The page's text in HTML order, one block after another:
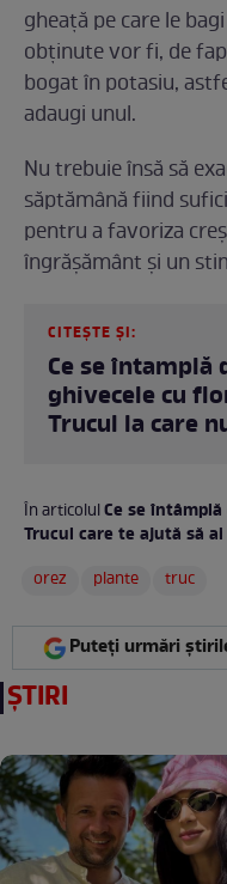
gheață pe care le
obținute vor fi, de
bogat în potasiu,
adaugi unul.
Nu trebuie însă să
săptămână fiind
pentru a favoriza
îngrășământ și un
CITEȘTE ȘI:
Ce se întamplă
ghivecele cu
Trucul la care
În articolulCe se
Trucul care te ajută să
orez
plante truc
Puteți urmări
ȘTIRI